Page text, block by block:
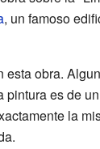
, un famoso
obra.
es de
la